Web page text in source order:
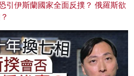
引伊斯蘭國家全面反撲？ 俄羅斯欲